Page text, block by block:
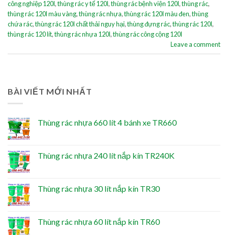
công nghiệp 120l,thùng rác y tế 120l,thùng rác bệnh viện 120l,thùng rác,
thùng rác 120l màu vàng,thùng rác nhựa,thùng rác 120l màu đen,thùng
chứa rác,thùng rác 120l chất thải nguy hại,thùng đựng rác,thùng rác 120l,
thùng rác 120 lít,thùng rác nhựa 120l,thùng rác công cộng 120l
Leave a comment
BÀI VIẾT MỚI NHẤT
Thùng rác nhựa 660 lít 4 bánh xe TR660
Thùng rác nhựa 240 lít nắp kín TR240K
Thùng rác nhựa 30 lít nắp kín TR30
Thùng rác nhựa 60 lít nắp kín TR60